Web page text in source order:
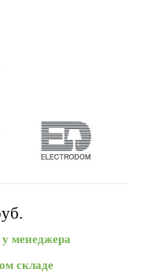
менеджера
складе